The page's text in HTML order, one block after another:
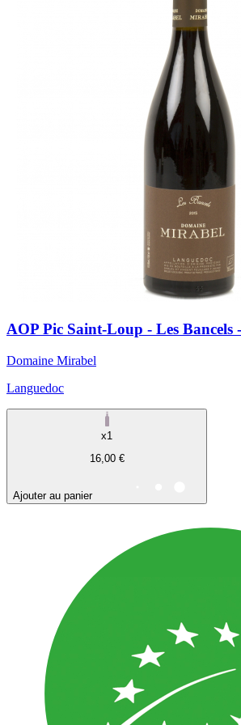
AOP Pic Saint-Loup - Les Bancels
Domaine Mirabel
Languedoc
x1
16,00 €
Ajouter au panier